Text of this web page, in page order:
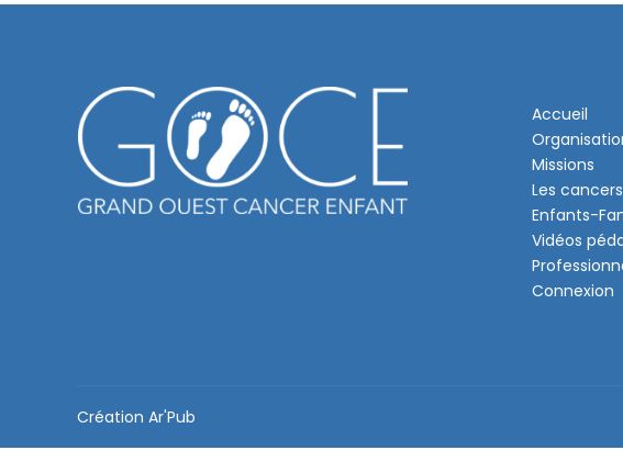
Accueil
Missions
Les
Enfants-
Vidéos
Connexion
Création Ar'Pub